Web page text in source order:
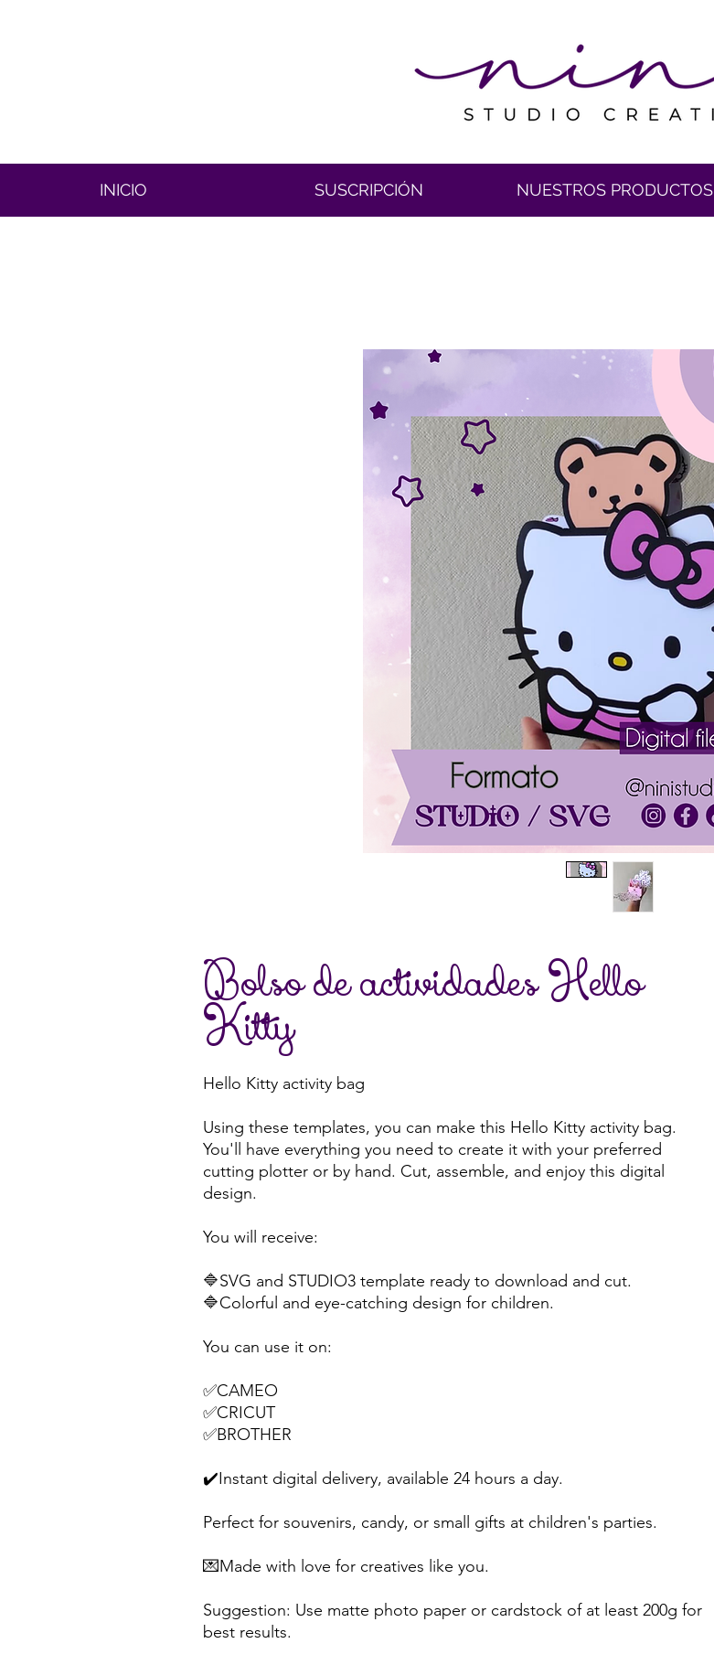
INICIO SUSCRIPCIÓN NUESTROS PRODUCTOS
Bolso de actividades Hello
Kitty
Hello Kitty activity bag
Using these templates, you can make this Hello Kitty activity bag.
You'll have everything you need to create it with your preferred
cutting plotter or by hand. Cut, assemble, and enjoy this digital
design.
You will receive:
🔷SVG and STUDIO3 template ready to download and cut.
🔷Colorful and eye-catching design for children.
You can use it on:
✅CAMEO
✅CRICUT
✅BROTHER
✔️Instant digital delivery, available 24 hours a day.
Perfect for souvenirs, candy, or small gifts at children's parties.
💌Made with love for creatives like you.
Suggestion: Use matte photo paper or cardstock of at least 200g for
best results.